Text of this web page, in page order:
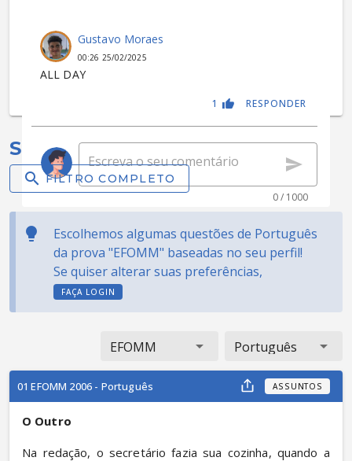
Gustavo Moraes
00:26 25/02/2025
ALL DAY
RESPONDER
1
0 / 1000
Selecionadas para você:
FILTRO COMPLETO
Escolhemos algumas questões de Português
da prova "EFOMM" baseadas no seu perfil!
Se quiser alterar suas preferências,
FAÇA LOGIN
EFOMM Português
01 EFOMM 2006 - Português ASSUNTOS
O Outro
Na redação, o secretário fazia sua cozinha, quando a